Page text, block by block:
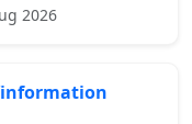
2026